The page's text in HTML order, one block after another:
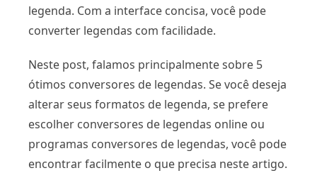
legenda. Com a interface concisa, você pode
converter legendas com facilidade.
Neste post, falamos principalmente sobre 5
ótimos conversores de legendas. Se você deseja
alterar seus formatos de legenda, se prefere
escolher conversores de legendas online ou
programas conversores de legendas, você pode
encontrar facilmente o que precisa neste artigo.